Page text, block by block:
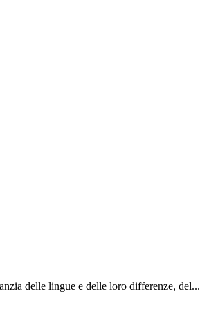
delle lingue e delle loro differenze, del...